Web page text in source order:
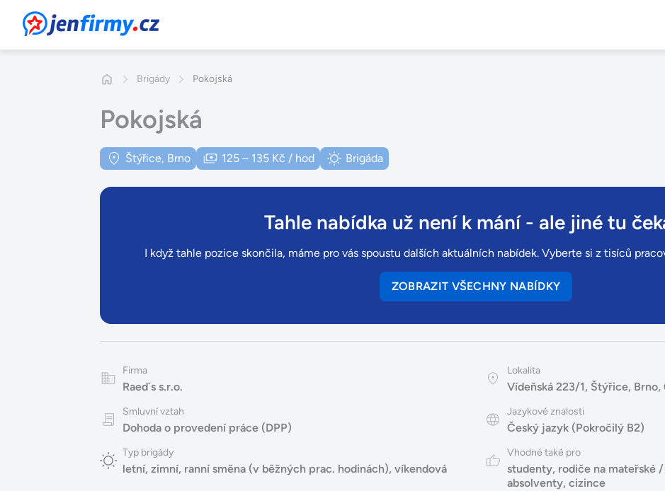
JenFirmy.cz
Brigády Pokojská
Pokojská
Štýřice, Brno 125 – 135 Kč / hod Brigáda
Tahle nabídka už není k mání- ale jiné tu
I když tahle pozice skončila, máme pro vás spoustu dalších aktuálních nabídek. Vyberte si z tisíců
ZOBRAZIT VŠECHNY NABÍDKY
Firma
Raed´s s.r.o.
Lokalita
Vídeňská 223/1, Štýřice, Brno,
Smluvní vztah
Dohoda o provedení práce (DPP)
Jazykové znalosti
Český jazyk (Pokročilý B2)
Typ brigády
letní, zimní, ranní směna (v běžných prac. hodinách), víkendová
Vhodné také pro
studenty, rodiče na mateřské
absolventy, cizince